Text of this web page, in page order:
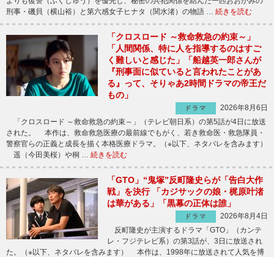
刑事・磯貝（横山裕）と第六感女子ヒナタ（関水渚）の物語 … 続きを読む
「クロスロード ～救命救急の約束～」
「人間関係、特に人を指導するのはすご
く難しいと感じた」「船越英一郎さんが
『刑事面に似ていると言われたことがあ
る』って、そりゃあ2時間ドラマの帝王だ
もの」
ドラマ
2026年8月6日
「クロスロード ～救命救急の約束～」（テレビ朝日系）の第5話が4日に放送
された。 本作は、救命救急医療の最前線でもがく、若き救命医・救急隊員・
警察官らの正義と成長を描く本格医療ドラマ。（※以下、ネタバレを含みます）
遥（今田美桜）や桐 … 続きを読む
「GTO」“鬼塚”反町隆史らが「告白大作
戦」を決行 「カジサックの娘・梶原叶渚
は華がある」「黒幕の正体は誰」
ドラマ
2026年8月4日
反町隆史が主演するドラマ「GTO」（カンテ
レ・フジテレビ系）の第3話が、3日に放送され
た。（※以下、ネタバレを含みます） 本作は、1998年に放送されて人気を博